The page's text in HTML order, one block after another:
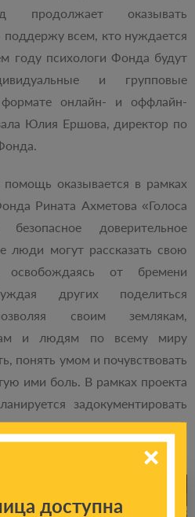
продолжает оказывать
поддержу всем, кто нуждается
году психологи Фонда будут
и групповые
формате онлайн- и оффлайн-
Юлия Ершова, директор по
помощь оказывается в рамках
Рината Ахметова «Голоса
доверительное
люди могут рассказать свою
от бремени
других поделиться
своим землякам,
и людям по всему миру
понять умом и почувствовать
ими боль. В рамках проекта
задокументировать
мирных жителей
– 1 миллион историй.
доступна